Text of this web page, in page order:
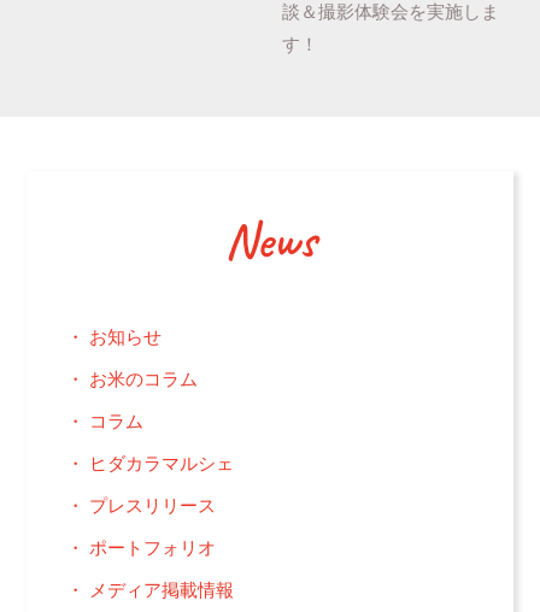
談＆撮影体験会を実施しま
す！
News
お知らせ
お米のコラム
コラム
ヒダカラマルシェ
プレスリリース
ポートフォリオ
メディア掲載情報